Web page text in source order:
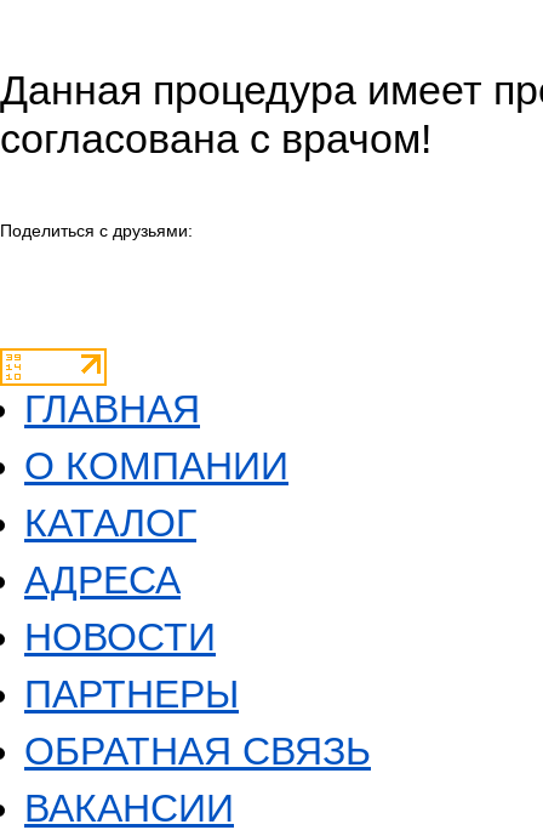
Данная процедура имеет
согласована с врачом!
Поделиться с друзьями:
ГЛАВНАЯ
О КОМПАНИИ
КАТАЛОГ
АДРЕСА
НОВОСТИ
ПАРТНЕРЫ
ОБРАТНАЯ СВЯЗЬ
ВАКАНСИИ